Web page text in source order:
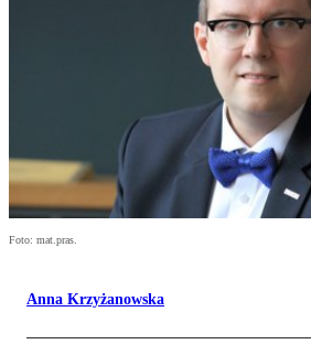
Foto: mat.pras.
Anna Krzyżanowska